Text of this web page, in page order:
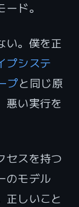
ド。
い。僕を正
プシステ
プと同じ原
悪い実行を
セスを持つ
のモデル
正しいこと